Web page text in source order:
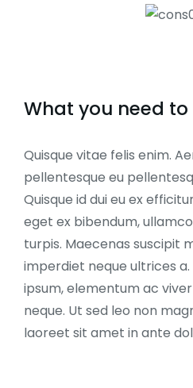
What you need
Quisque vitae felis enim.
pellentesque eu
Quisque id dui eu ex
eget ex bibendum,
turpis. Maecenas suscipit
imperdiet neque ultrices a.
ipsum, elementum ac
neque. Ut sed leo non
laoreet sit amet in ante